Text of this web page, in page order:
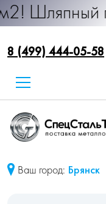
8 (499) 444-05-58
Ваш город: Брянск